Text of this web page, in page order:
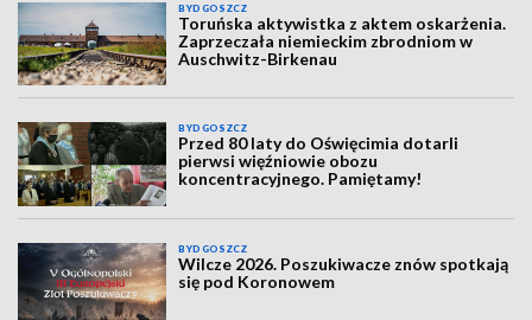
BYDGOSZCZ
Toruńska aktywistka z aktem oskarżenia.
Zaprzeczała niemieckim zbrodniom w
Auschwitz-Birkenau
BYDGOSZCZ
Przed 80 laty do Oświęcimia dotarli
pierwsi więźniowie obozu
koncentracyjnego. Pamiętamy!
BYDGOSZCZ
Wilcze 2026. Poszukiwacze znów spotkają
się pod Koronowem